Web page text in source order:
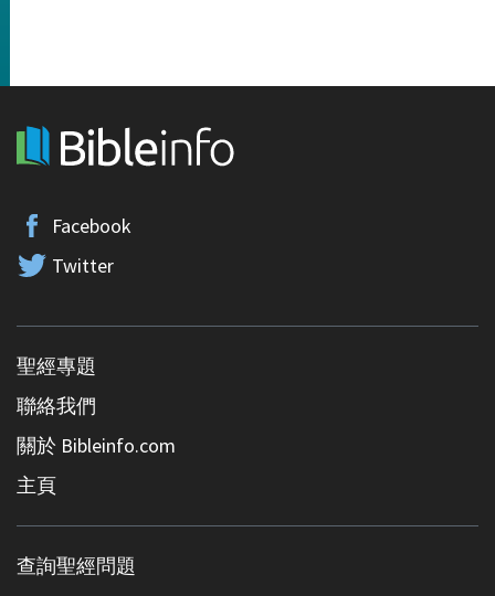
Facebook
Twitter
聖經專題
聯絡我們
關於 Bibleinfo.com
主頁
查詢聖經問題